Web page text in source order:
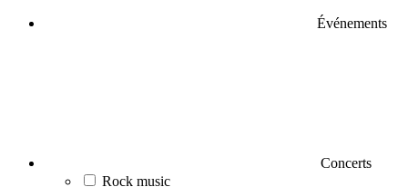
Événements
Concerts
Rock music